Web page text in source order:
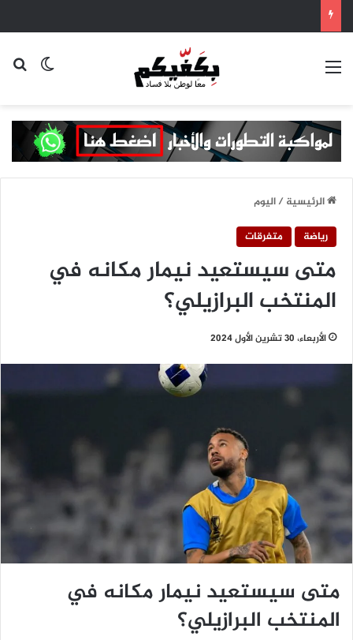
القائمة
الرئيسية/اليوم
رياضة
متفرقات
متى سيستعيد نيمار مكانه في
المنتخب البرازيلي؟
الأربعاء، 30 تشرين الأول 2024
متى سيستعيد نيمار مكانه في
المنتخب البرازيلي؟